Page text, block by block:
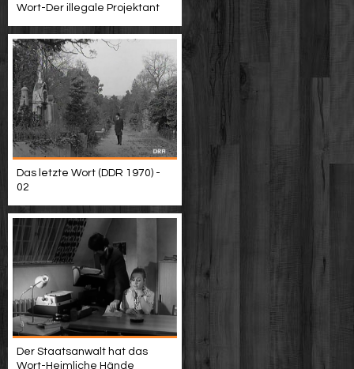
Wort-Der illegale Projektant
Das letzte Wort (DDR 1970) -
02
Der Staatsanwalt hat das
Wort-Heimliche Hände